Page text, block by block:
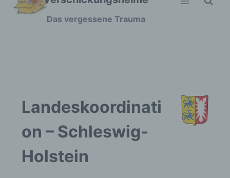
Zum
Das vergessene Trauma
Landeskoordinati
on – Schleswig-
Holstein